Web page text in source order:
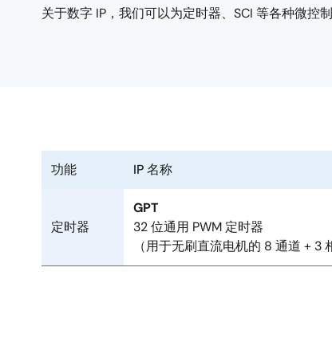
关于数字 IP，我们可以为定时器、SCI 等各种微控
功能 IP 名称
定时器
GPT
32 位通用 PWM 定时器
（用于无刷直流电机的 8 通道 + 3